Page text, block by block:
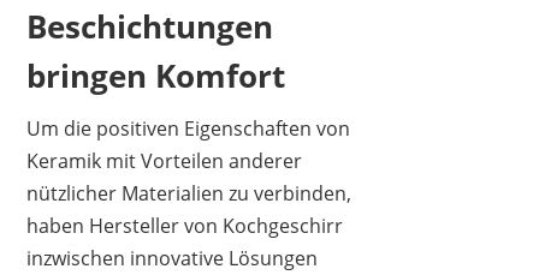
Beschichtungen
bringen Komfort
Um die positiven Eigenschaften von
Keramik mit Vorteilen anderer
nützlicher Materialien zu verbinden,
haben Hersteller von Kochgeschirr
inzwischen innovative Lösungen